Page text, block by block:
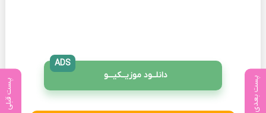
پست بعدی پست قبلی
دانلــود موزیــکیـــو
ADS